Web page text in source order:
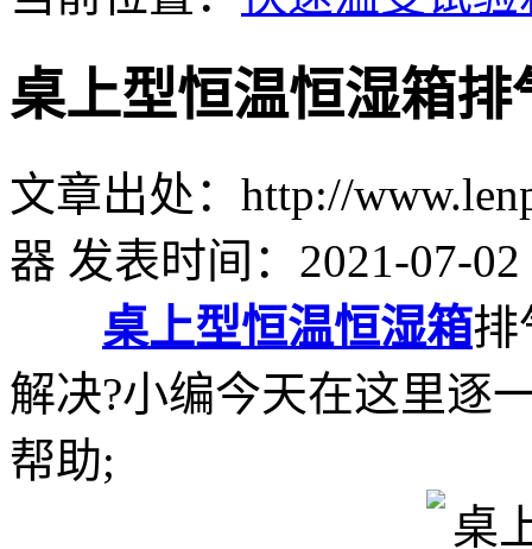
桌上型恒温恒湿箱排
文章出处：http://
器 发表时间：2021-07-02
桌上型恒温恒湿箱排
解决?小编今天在这里逐
帮助;